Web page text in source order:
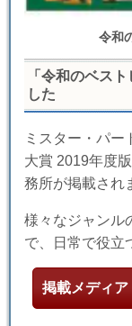
令和
「令和のベス
した
ミスター・パー
大賞 2019年度
務所が掲載され
様々なジャンル
で、日常で役立
掲載メディア